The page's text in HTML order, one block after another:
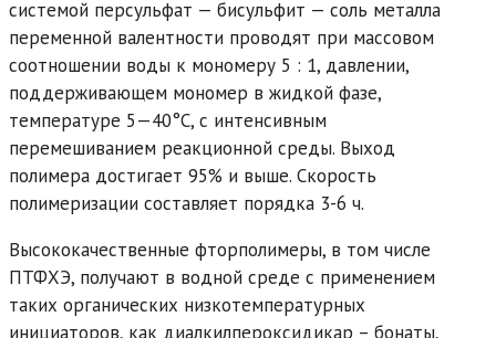
системой персульфат — бисульфит — соль металла
переменной валентности проводят при массовом
соотношении воды к мономеру 5 : 1, давлении,
поддерживающем мономер в жидкой фазе,
температуре 5—40°С, с интенсивным
перемешиванием реакционной среды. Выход
полимера достигает 95% и выше. Скорость
полимеризации составляет порядка 3-6 ч.
Высококачественные фторполимеры, в том числе
ПТФХЭ, получают в водной среде с применением
таких органических низкотемпературных
инициаторов, как диалкилпероксидикар – бонаты,